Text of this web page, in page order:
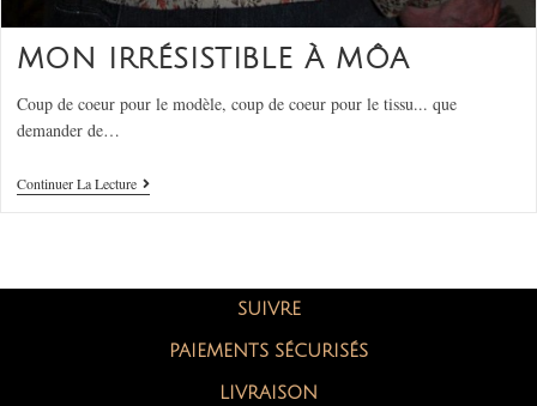
MON IRRÉSISTIBLE À MÔA
Coup de coeur pour le modèle, coup de coeur pour le tissu... que
demander de…
Continuer La Lecture
SUIVRE
PAIEMENTS SÉCURISÉS
LIVRAISON